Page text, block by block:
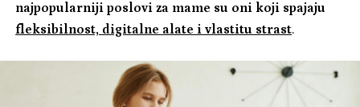
najpopularniji poslovi za mame su oni koji spajaju
fleksibilnost, digitalne alate i vlastitu strast.